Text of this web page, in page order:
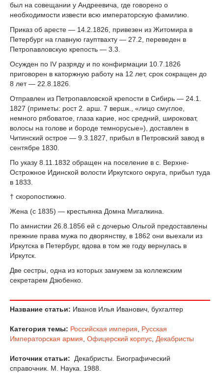
был на совещании у Андреевича, где говорено о
необходимости извести всю императорскую фамилию.
Приказ об аресте — 14.2.1826, привезен из Житомира в
Петербург на главную гауптвахту — 27.2, переведен в
Петропавловскую крепость — 3.3.
Осужден по IV разряду и по конфирмации 10.7.1826
приговорен в каторжную работу на 12 лет, срок сокращен до
8 лет — 22.8.1826.
Отправлен из Петропавловской крепости в Сибирь — 24.1.
1827 (приметы: рост 2. арш. 7 вершк., «лицо смуглое,
немного рябоватое, глаза карие, нос средний, широковат,
волосы на голове и бороде темнорусые»), доставлен в
Читинский острое — 9.3.1827, прибыл в Петровский завод в
сентябре 1830.
По указу 8.11.1832 обращен на поселение в с. Верхне-
Острожное Идинской волости Иркутского округа, прибыл туда
в 1833.
† скоропостижно.
Жена (с 1835) — крестьянка Домна Мигалкина.
По амнистии 26.8.1856 ей с дочерью Ольгой предоставлены
прежние права мужа по дворянству, в 1862 они выехали из
Иркутска в Петербург, вдова в том же году вернулась в
Иркутск.
Две сестры, одна из которых замужем за коллежским
секретарем Дзюбенко.
Название статьи: Иванов Илья Иванович, бухгалтер
Категория темы: Российская империя
Русская
Императорская армия Офицерский корпус Декабристы
Источник статьи:
Декабристы. Биографический
справочник. М. Наука. 1988.